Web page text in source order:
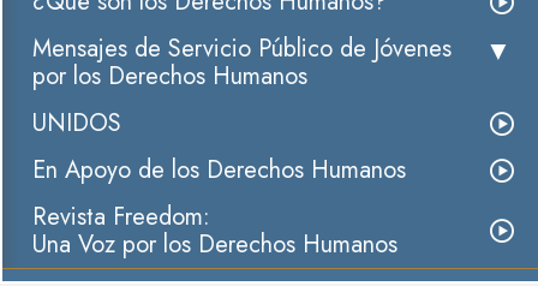
Mensajes de Servicio Público de Jóvenes
por los Derechos Humanos
UNIDOS
En Apoyo de los Derechos Humanos
Revista Freedom:
Una Voz por los Derechos Humanos